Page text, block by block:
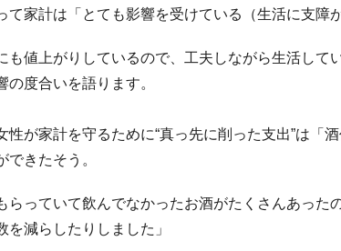
て家計は「とても影響を受けている（生活に支障
も値上がりしているので、工夫しながら生活して
の度合いを語ります。
性が家計を守るために“真っ先に削った支出”は「
できたそう。
らっていて飲んでなかったお酒がたくさんあっ
を減らしたりしました」